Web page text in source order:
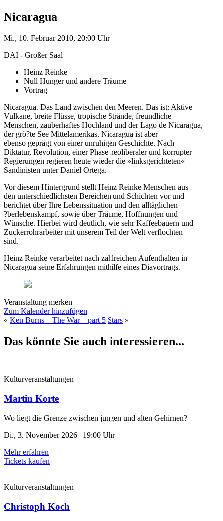
Nicaragua
Mi., 10. Februar 2010, 20:00 Uhr
DAI - Großer Saal
Heinz Reinke
Null Hunger und andere Träume
Vortrag
Nicaragua. Das Land zwischen den Meeren. Das ist: Aktive
Vulkane, breite Flüsse, tropische Strände, freundliche
Menschen, zauberhaftes Hochland und der Lago de Nicaragua,
der grö?te See Mittelamerikas. Nicaragua ist aber
ebenso geprägt von einer unruhigen Geschichte. Nach
Diktatur, Revolution, einer Phase neoliberaler und korrupter
Regierungen regieren heute wieder die »linksgerichteten«
Sandinisten unter Daniel Ortega.
Vor diesem Hintergrund stellt Heinz Reinke Menschen aus
den unterschiedlichsten Bereichen und Schichten vor und
berichtet über Ihre Lebenssituation und den alltäglichen
?berlebenskampf, sowie über Träume, Hoffnungen und
Wünsche. Hierbei wird deutlich, wie sehr Kaffeebauern und
Zuckerrohrarbeiter mit unserem Teil der Welt verflochten
sind.
Heinz Reinke verarbeitet nach zahlreichen Aufenthalten in
Nicaragua seine Erfahrungen mithilfe eines Diavortrags.
Veranstaltung merken
Zum Kalender hinzufügen
« Ken Burns – The War – part 5 Stars »
Das könnte Sie auch interessieren...
Kulturveranstaltungen
Martin Korte
Wo liegt die Grenze zwischen jungen und alten Gehirnen?
Di., 3. November 2026 | 19:00 Uhr
Mehr erfahren
Tickets kaufen
Kulturveranstaltungen
Christoph Koch